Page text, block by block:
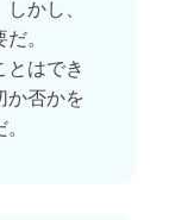
かし、
。
とはでき
か否かを